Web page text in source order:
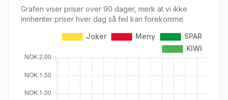
Grafen viser priser over 90 dager, merk at vi ikke
innhenter priser hver dag så feil kan forekomme.